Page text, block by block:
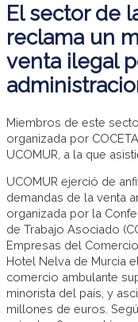
El sector de
reclama un
venta ilegal
Miembros de este
organizada por
UCOMUR, a la que
UCOMUR ejerció de
demandas de la venta
organizada por la
de Trabajo Asociado
Empresas del
Hotel Nelva de Murcia
comercio ambulante
minorista del país, y
millones de euros.